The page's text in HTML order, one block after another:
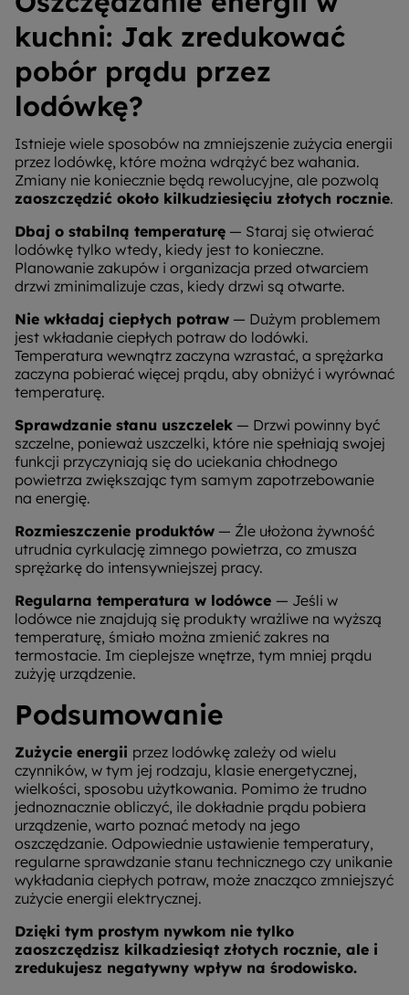
kuchni: Jak zredukować
pobór prądu przez
lodówkę?
Istnieje wiele sposobów na zmniejszenie zużycia energii
przez lodówkę, które można wdrążyć bez wahania.
Zmiany nie koniecznie będą rewolucyjne, ale pozwolą
zaoszczędzić około kilkudziesięciu złotych rocznie.
Dbaj o stabilną temperaturę — Staraj się otwierać
lodówkę tylko wtedy, kiedy jest to konieczne.
Planowanie zakupów i organizacja przed otwarciem
drzwi zminimalizuje czas, kiedy drzwi są otwarte.
Nie wkładaj ciepłych potraw — Dużym problemem
jest wkładanie ciepłych potraw do lodówki.
Temperatura wewnątrz zaczyna wzrastać, a sprężarka
zaczyna pobierać więcej prądu, aby obniżyć i wyrównać
temperaturę.
Sprawdzanie stanu uszczelek — Drzwi powinny być
szczelne, ponieważ uszczelki, które nie spełniają swojej
funkcji przyczyniają się do uciekania chłodnego
powietrza zwiększając tym samym zapotrzebowanie
na energię.
Rozmieszczenie produktów — Źle ułożona żywność
utrudnia cyrkulację zimnego powietrza, co zmusza
sprężarkę do intensywniejszej pracy.
Regularna temperatura w lodówce — Jeśli w
lodówce nie znajdują się produkty wrażliwe na wyższą
temperaturę, śmiało można zmienić zakres na
termostacie. Im cieplejsze wnętrze, tym mniej prądu
zużyję urządzenie.
Podsumowanie
Zużycie energii przez lodówkę zależy od wielu
czynników, w tym jej rodzaju, klasie energetycznej,
wielkości, sposobu użytkowania. Pomimo że trudno
jednoznacznie obliczyć, ile dokładnie prądu pobiera
urządzenie, warto poznać metody na jego
oszczędzanie. Odpowiednie ustawienie temperatury,
regularne sprawdzanie stanu technicznego czy unikanie
wykładania ciepłych potraw, może znacząco zmniejszyć
zużycie energii elektrycznej.
Dzięki tym prostym nywkom nie tylko
zaoszczędzisz kilkadziesiąt złotych rocznie, ale i
zredukujesz negatywny wpływ na środowisko.